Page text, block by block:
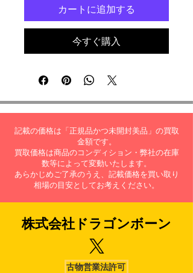
カートに追加する
今すぐ購入
記載の価格は「正規品かつ未開封美品」の買取
金額です。
買取価格は商品のコンディション・弊社の在庫
数等によって変動いたします。
あらかじめご了承のうえ、記載価格を買い取り
相場の目安としてお考えください。
株式会社​ドラゴンボーン
古物営業法許可